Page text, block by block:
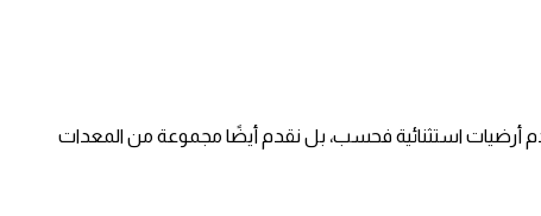
أرضيات استثنائية فحسب، بل نقدم أيضًا مجموعة من المعدات